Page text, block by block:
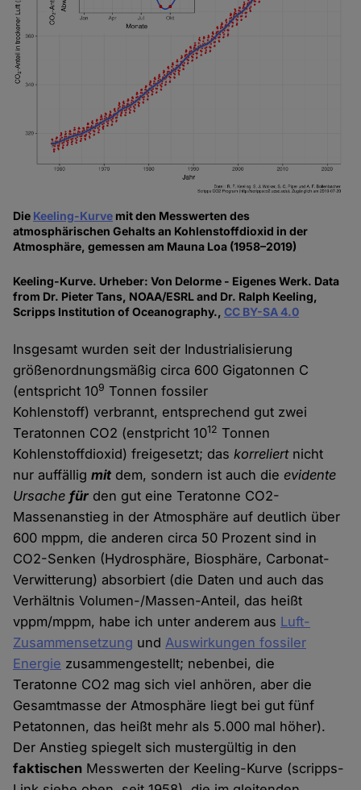
Die Keeling-Kurve mit den Messwerten des
atmosphärischen Gehalts an Kohlenstoffdioxid in der
Atmosphäre, gemessen am Mauna Loa (1958–2019)
Keeling-Kurve. Urheber: Von Delorme - Eigenes Werk. Data
from Dr. Pieter Tans, NOAA/ESRL and Dr. Ralph Keeling,
Scripps Institution of Oceanography.,CC BY-SA 4.0
Insgesamt wurden seit der Industrialisierung
größenordnungsmäßig circa 600 Gigatonnen C
(entspricht 109 Tonnen fossiler
Kohlenstoff) verbrannt, entsprechend gut zwei
Teratonnen CO2 (enstpricht 1012 Tonnen
Kohlenstoffdioxid) freigesetzt; daskorreliertnicht
nur auffälligmit dem, sondern ist auch dieevidente
Ursachefür den gut eine Teratonne CO2-
Massenanstieg in der Atmosphäre auf deutlich über
600 mppm, die anderen circa 50 Prozent sind in
CO2-Senken (Hydrosphäre, Biosphäre, Carbonat-
Verwitterung) absorbiert (die Daten und auch das
Verhältnis Volumen-/Massen-Anteil, das heißt
vppm/mppm, habe ich unter anderem aus Luft-
Zusammensetzung undAuswirkungen fossiler
Energie zusammengestellt; nebenbei, die
Teratonne CO2 mag sich viel anhören, aber die
Gesamtmasse der Atmosphäre liegt bei gut fünf
Petatonnen, das heißt mehr als 5.000 mal höher).
Der Anstieg spiegelt sich mustergültig in den
faktischen Messwerten der Keeling-Kurve (scripps-